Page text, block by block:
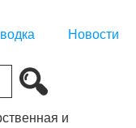
Новости
и